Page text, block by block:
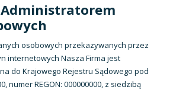
osobowych przekazywanych przez
internetowych Nasza Firma jest
do Krajowego Rejestru Sądowego pod
numer REGON: 000000000, z siedzibą